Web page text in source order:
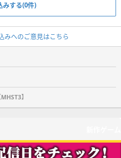
みする(0件)
みへのご意見はこちら
】